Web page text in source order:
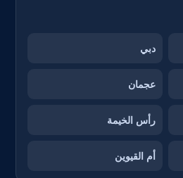
دبي
عجمان
رأس الخيمة
أم القيوين